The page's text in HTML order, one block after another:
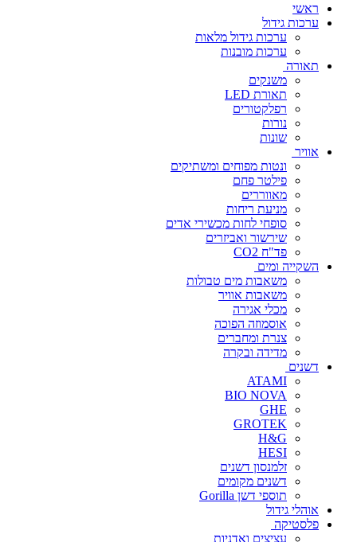
ראשי
ערכות גידול
ערכות גידול מלאות
ערכות מובנות
תאורה
משנקים
תאורת LED
רפלקטורים
נורות
שונות
אוויר
ונטות מפוחים ומשתיקים
פילטר פחם
מאווררים
מניעת ריחות
סופחי לחות מכשירי אדים
שירשור ואביזרים
פד"ח CO2
השקייה ומים
משאבות מים טבולות
משאבות אוויר
מכלי אגירה
אוסמוזה הפוכה
צנרת ומחברים
מדידה ובקרה
דשנים
ATAMI
BIO NOVA
GHE
GROTEK
H&G
HESI
זלמנסון דשנים
דשנים מקומים
תוספי דשן Gorilla
אוהלי גידול
פלסטיקה
עציצים ואדניות